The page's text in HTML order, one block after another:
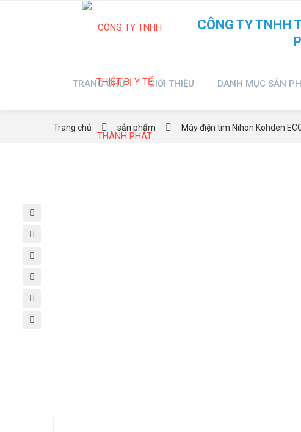
CÔNG TY TNHH
TRANG CHỦ GIỚI THIỆU DANH MỤC SẢN
Trang chủ sản phẩm Máy điện tim Nihon Kohden